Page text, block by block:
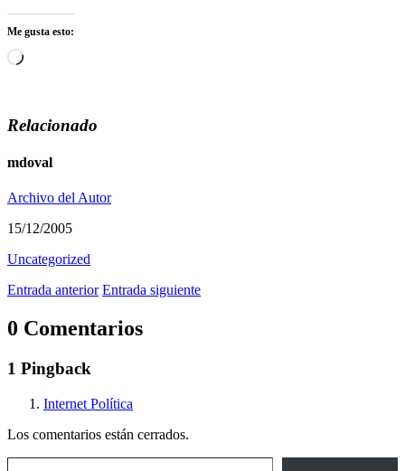
Me gusta esto:
Cargando...
Relacionado
mdoval
Archivo del Autor
15/12/2005
Uncategorized
Entrada anterior Entrada siguiente
0 Comentarios
1 Pingback
Internet Política
Los comentarios están cerrados.
Escribe tu correo electrónico…